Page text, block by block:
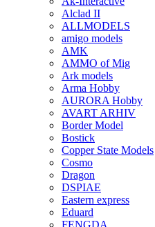
Alclad II
ALLMODELS
amigo models
AMK
AMMO of Mig
Ark models
Arma Hobby
AURORA Hobby
AVART ARHIV
Border Model
Bostick
Copper State Models
Cosmo
Dragon
DSPIAE
Eastern express
Eduard
FENGDA